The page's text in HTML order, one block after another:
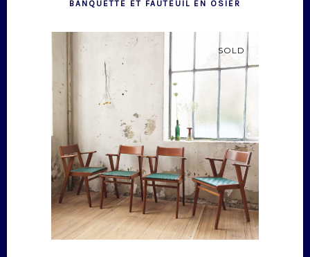
BANQUETTE ET FAUTEUIL EN OSIER
SOLD